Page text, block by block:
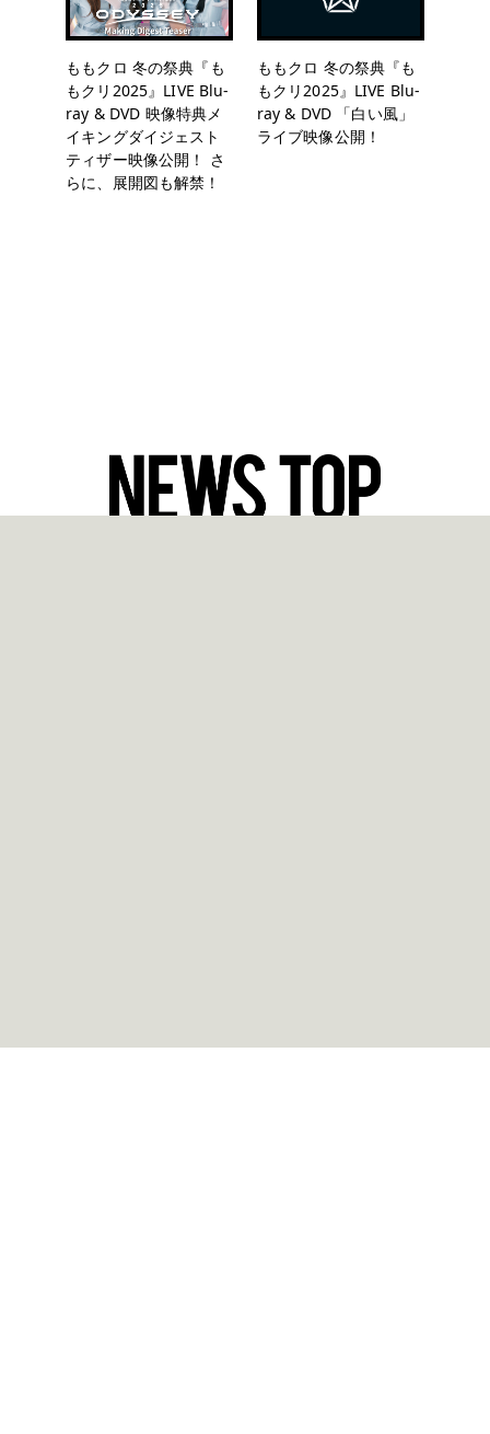
ももクロ 冬の祭典『も
もクリ2025』LIVE Blu-
ray & DVD 映像特典メ
イキングダイジェスト
ティザー映像公開！ さ
らに、展開図も解禁！
ももクロ 冬の祭典『も
もクリ2025』LIVE Blu-
ray & DVD 「白い風」
ライブ映像公開！